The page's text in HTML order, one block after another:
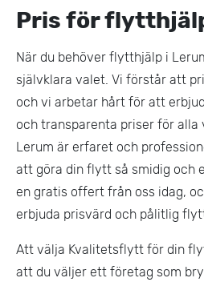
Pris för
När du behöver flytthjälp i
självklara valet. Vi förstår att
och vi arbetar hårt för att
och transparenta priser för alla
Lerum är erfaret och
att göra din flytt så smidig och
en gratis offert från oss idag,
erbjuda prisvärd och pålitlig
Att välja Kvalitetsflytt för din
att du väljer ett företag som